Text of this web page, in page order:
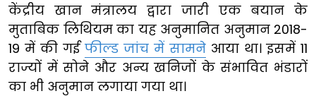
केंद्रीय खान मंत्रालय द्वारा जारी एक बयान के
मुताबिक लिथियम का यह अनुमानित अनुमान 2018-
19 में की गईफील्ड जांच में सामने आया था। इसमें 11
राज्यों में सोने और अन्य खनिजों के संभावित भंडारों
का भी अनुमान लगाया गया था।